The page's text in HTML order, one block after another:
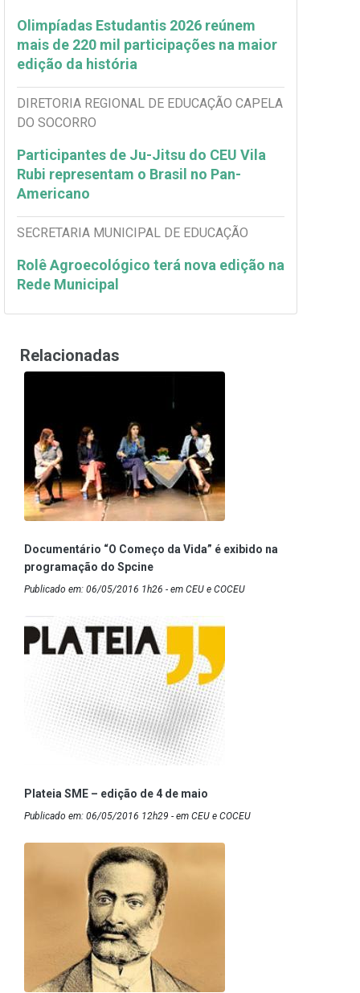
Olimpíadas Estudantis 2026 reúnem
mais de 220 mil participações na maior
edição da história
DIRETORIA REGIONAL DE EDUCAÇÃO CAPELA
DO SOCORRO
Participantes de Ju-Jitsu do CEU Vila
Rubi representam o Brasil no Pan-
Americano
SECRETARIA MUNICIPAL DE EDUCAÇÃO
Rolê Agroecológico terá nova edição na
Rede Municipal
Relacionadas
Documentário “O Começo da Vida” é exibido na
programação do Spcine
Publicado em: 06/05/2016 1h26 - em CEU e COCEU
Plateia SME – edição de 4 de maio
Publicado em: 06/05/2016 12h29 - em CEU e COCEU